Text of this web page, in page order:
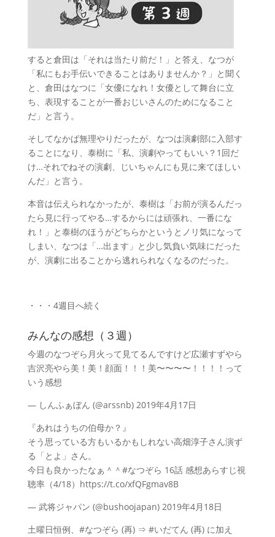
すると倉田は「それは当たり前だ！」と答え、なつが
「私にもお手伝いできることはありませんか？」と聞く
と、倉田はなつに「女優になれ！女優として舞台に立
ち、表現することが一番おじいさんのためになること
だ」と言う。
そしてなかば無理やりだったが、なつは演劇部に入部す
ることになり、泰樹に「私、演劇やってもいい？1回だ
け…それでねその演劇、じいちゃんにも見に来てほしい
んだ」と言う。
本音は伝えられなかったが、泰樹は「お前が演るんだっ
たら見に行ってやる…するからには頑張れ、一番にな
れ！」と泰樹のほうがどちらかというとノリ気になって
しまい、なつは「…出ます」と少し気負い気味にだった
が、演劇に出ることから逃れられなくなるのだった。
・・・4週目へ続く
みんなの感想（３週）
今週のなつぞら月火って見てるんですけど広瀬すずやら
吉沢亮やら美！美！顔面！！！美〜〜〜〜！！！！って
いう感想
— しんふぁぼん (@arssnb) 2019年4月17日
『あれはうちの伯母か？』
そう思っている方もいるかもしれない高畑淳子さん演ず
る「とよ」さん。
今日も良かったなぁ＾＾#なつぞら 16話 感想あらすじ視
聴率（4/18）https://t.co/xfQFgmav8B
— 武将ジャパン (@bushoojapan) 2019年4月18日
土曜日恒例、#なつぞら (再) ⇒ #いだてん (再) に加え